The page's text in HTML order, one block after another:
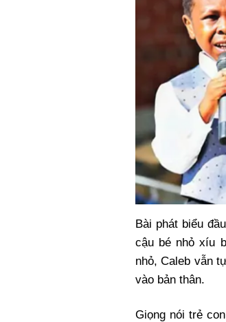
Bài phát biểu
cậu bé nhỏ xíu
nhỏ, Caleb vẫn
vào bản thân.
Giọng nói trẻ